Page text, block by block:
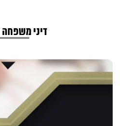
דיני משפחה